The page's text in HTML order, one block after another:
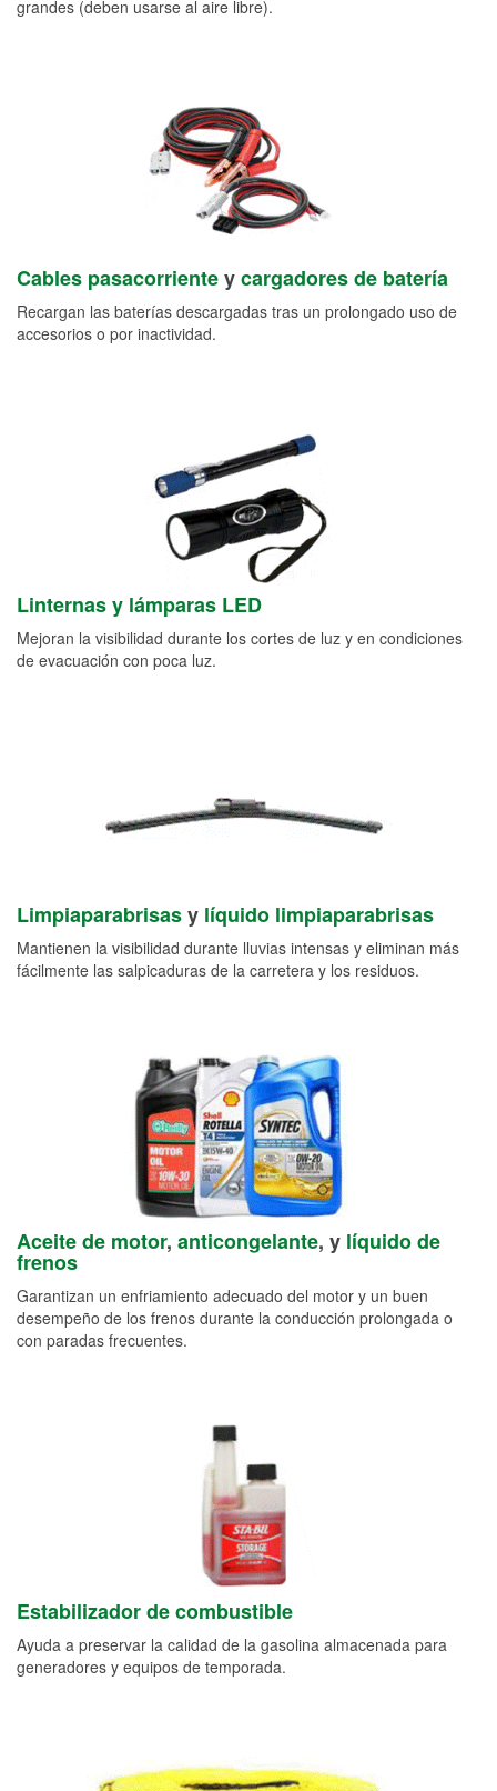
grandes (deben usarse al aire libre).
Cables pasacorrienteycargadores de batería
Recargan las baterías descargadas tras un prolongado uso de
accesorios o por inactividad.
Linternas y lámparas LED
Mejoran la visibilidad durante los cortes de luz y en condiciones
de evacuación con poca luz.
Limpiaparabrisasy líquido limpiaparabrisas
Mantienen la visibilidad durante lluvias intensas y eliminan más
fácilmente las salpicaduras de la carretera y los residuos.
Aceite de motor, anticongelante, y líquido de
frenos
Garantizan un enfriamiento adecuado del motor y un buen
desempeño de los frenos durante la conducción prolongada o
con paradas frecuentes.
Estabilizador de combustible
Ayuda a preservar la calidad de la gasolina almacenada para
generadores y equipos de temporada.